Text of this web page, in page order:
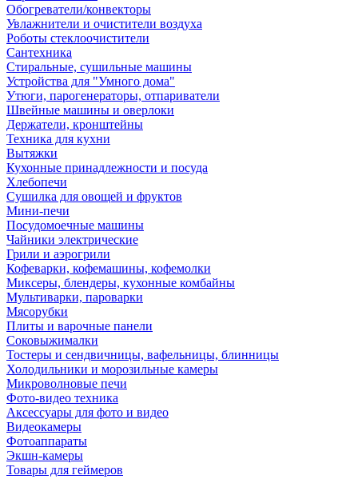
Обогреватели/конвекторы
Увлажнители и очистители воздуха
Роботы стеклоочистители
Сантехника
Стиральные, сушильные машины
Устройства для "Умного дома"
Утюги, парогенераторы, отпариватели
Швейные машины и оверлоки
Держатели, кронштейны
Техника для кухни
Вытяжки
Кухонные принадлежности и посуда
Хлебопечи
Сушилка для овощей и фруктов
Мини-печи
Посудомоечные машины
Чайники электрические
Грили и аэрогрили
Кофеварки, кофемашины, кофемолки
Миксеры, блендеры, кухонные комбайны
Мультиварки, пароварки
Мясорубки
Плиты и варочные панели
Соковыжималки
Тостеры и сендвичницы, вафельницы, блинницы
Холодильники и морозильные камеры
Микроволновые печи
Фото-видео техника
Аксессуары для фото и видео
Видеокамеры
Фотоаппараты
Экшн-камеры
Товары для геймеров